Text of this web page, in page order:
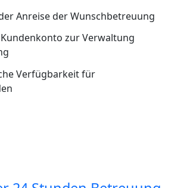
Anreise der Wunschbetreuung
zur Verwaltung
Verfügbarkeit für